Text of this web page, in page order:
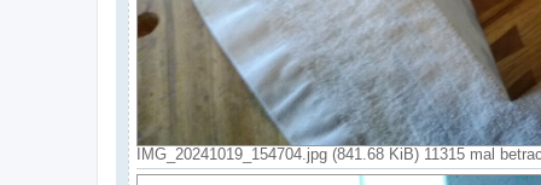
IMG_20241019_154704.jpg (841.68 KiB) 11315 mal